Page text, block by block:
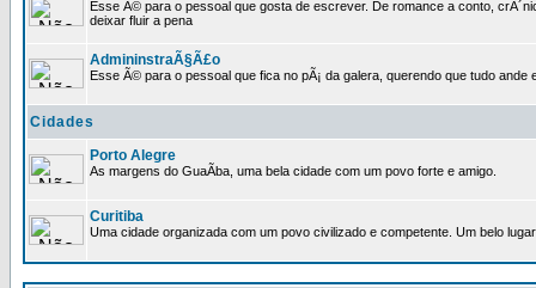
Esse Ã© para o pessoal que gosta de escrever. De romance a conto,
deixar fluir a pena
AdmininstraÃ§Ã£o
Esse Ã© para o pessoal que fica no pÃ¡ da galera, querendo que tudo ande
Cidades
Porto Alegre
As margens do GuaÃ­ba, uma bela cidade com um povo forte e amigo.
Curitiba
Uma cidade organizada com um povo civilizado e competente. Um belo